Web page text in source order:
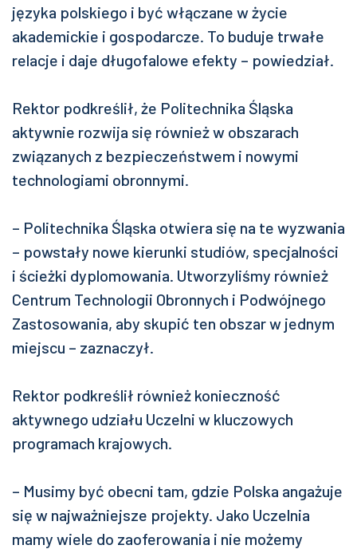
języka polskiego i być włączane w życie
akademickie i gospodarcze. To buduje trwałe
relacje i daje długofalowe efekty – powiedział.
Rektor podkreślił, że Politechnika Śląska
aktywnie rozwija się również w obszarach
związanych z bezpieczeństwem i nowymi
technologiami obronnymi.
– Politechnika Śląska otwiera się na te wyzwania
– powstały nowe kierunki studiów, specjalności
i ścieżki dyplomowania. Utworzyliśmy również
Centrum Technologii Obronnych i Podwójnego
Zastosowania, aby skupić ten obszar w jednym
miejscu – zaznaczył.
Rektor podkreślił również konieczność
aktywnego udziału Uczelni w kluczowych
programach krajowych.
– Musimy być obecni tam, gdzie Polska angażuje
się w najważniejsze projekty. Jako Uczelnia
mamy wiele do zaoferowania i nie możemy